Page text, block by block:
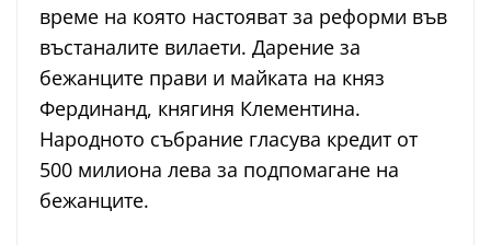
време на която настояват за реформи във
въстаналите вилаети. Дарение за
бежанците прави и майката на княз
Фердинанд, княгиня Клементина.
Народното събрание гласува кредит от
500 милиона лева за подпомагане на
бежанците.